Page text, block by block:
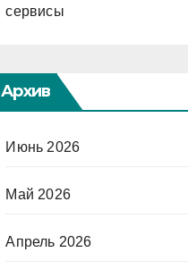
сервисы
Архив
Июнь 2026
Май 2026
Апрель 2026